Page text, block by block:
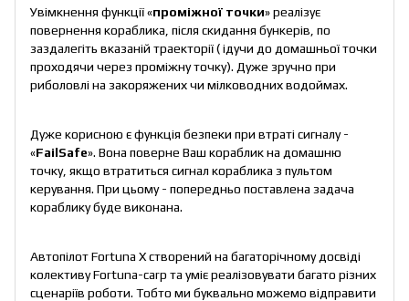
Увімкнення функції «проміжної точки» реалізує
повернення кораблика, після скидання бункерів, по
заздалегіть вказаній траекторії ( ідучи до домашньої точки
проходячи через проміжну точку). Дуже зручно при
риболовлі на закоряжених чи мілководних водоймах.
Дуже корисною є функція безпеки при втраті сигналу -
«FailSafe». Вона поверне Ваш кораблик на домашню
точку, якщо втратиться сигнал кораблика з пультом
керування. При цьому - попередньо поставлена задача
кораблику буде виконана.
Автопілот Fortuna X створений на багаторічному досвіді
колективу Fortuna-carp та уміє реалізовувати багато різних
сценаріїв роботи. Тобто ми буквально можемо відправити